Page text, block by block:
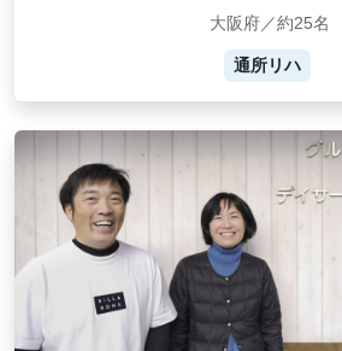
大阪府／約25名
通所リハ